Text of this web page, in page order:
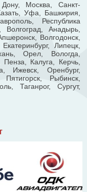
Москва, Санкт-
Уфа, Башкирия,
Республика
Волгоград, Анадырь,
Волгодонск,
Липецк,
Орел, Вологда,
Калуга, Керчь,
Ижевск, Оренбург,
Рыбинск,
Таганрог, Сургут,